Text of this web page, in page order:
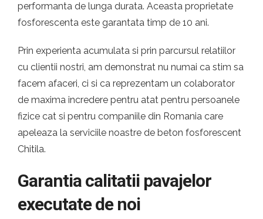
performanta de lunga durata. Aceasta proprietate
fosforescenta este garantata timp de 10 ani.
Prin experienta acumulata si prin parcursul relatiilor
cu clientii nostri, am demonstrat nu numai ca stim sa
facem afaceri, ci si ca reprezentam un colaborator
de maxima incredere pentru atat pentru persoanele
fizice cat si pentru companiile din Romania care
apeleaza la serviciile noastre de beton fosforescent
Chitila.
Garantia calitatii pavajelor
executate de noi